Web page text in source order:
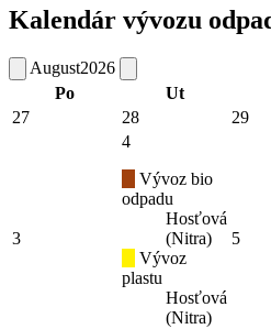
Kalendár vývozu
August2026
Po
Ut
27
28 29
3
4
Vývoz bio
odpadu
Hosťová
(Nitra)
Vývoz
plastu
Hosťová
(Nitra)
5